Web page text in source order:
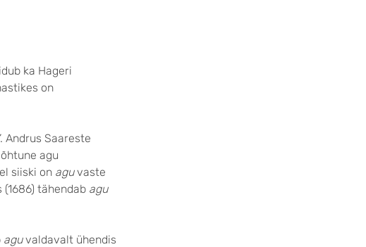
ka Hageri
on
Andrus Saareste
agu
siiski on aguvaste
(1686) tähendab agu
aguvaldavalt ühendis